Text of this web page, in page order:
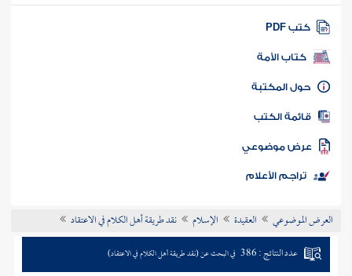
كتب PDF
كتاب الأمة
المكتبة
الكتب
موضوعي
تراجم الأعلام
العرض الموضوعي العقيدة الإسلام نقد طريقة أهل الكلام في الاعتقاد
عدد النتائج : 386 في البحث عن (نقد طريقة أهل الكلام في الاعتقاد)